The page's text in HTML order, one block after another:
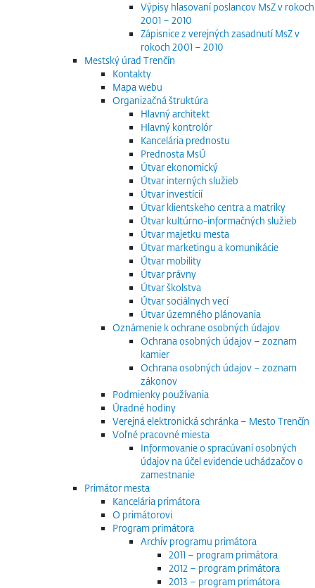
Výpisy hlasovaní poslancov MsZ v rokoch
2001 – 2010
Zápisnice z verejných zasadnutí MsZ v
rokoch 2001 – 2010
Mestský úrad Trenčín
Kontakty
Mapa webu
Organizačná štruktúra
Hlavný architekt
Hlavný kontrolór
Kancelária prednostu
Prednosta MsÚ
Útvar ekonomický
Útvar interných služieb
Útvar investícií
Útvar klientskeho centra a matriky
Útvar kultúrno-informačných služieb
Útvar majetku mesta
Útvar marketingu a komunikácie
Útvar mobility
Útvar právny
Útvar školstva
Útvar sociálnych vecí
Útvar územného plánovania
Oznámenie k ochrane osobných údajov
Ochrana osobných údajov – zoznam
kamier
Ochrana osobných údajov – zoznam
zákonov
Podmienky používania
Úradné hodiny
Verejná elektronická schránka – Mesto Trenčín
Voľné pracovné miesta
Informovanie o spracúvaní osobných
údajov na účel evidencie uchádzačov o
zamestnanie
Primátor mesta
Kancelária primátora
O primátorovi
Program primátora
Archív programu primátora
2011 – program primátora
2012 – program primátora
2013 – program primátora